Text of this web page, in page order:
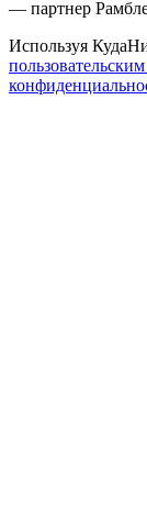
— партнер
Используя